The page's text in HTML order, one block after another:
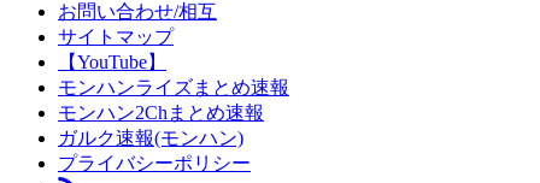
お問い合わせ/相互
サイトマップ
【YouTube】
モンハンライズまとめ速報
モンハン2Chまとめ速報
ガルク速報(モンハン)
プライバシーポリシー